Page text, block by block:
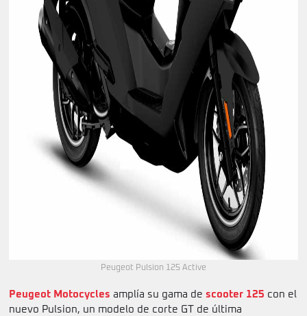
Peugeot Pulsion 125 Active
Peugeot Motocycles amplía su gama de scooter 125 con el
nuevo Pulsion, un modelo de corte GT de última